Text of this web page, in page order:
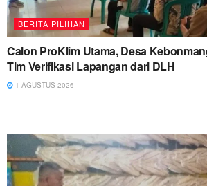
BERITA PILIHAN
Calon ProKlim Utama, Desa
Tim Verifikasi Lapangan dari DLH
1 AGUSTUS 2026